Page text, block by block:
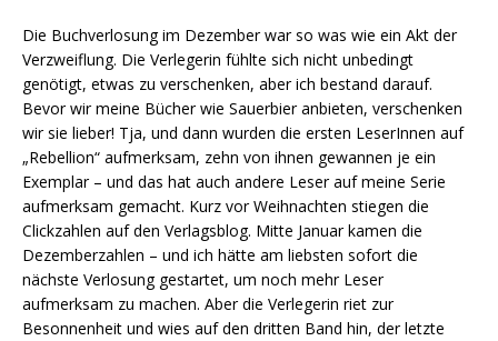
Die Buchverlosung im Dezember war so was wie ein Akt der
Verzweiflung. Die Verlegerin fühlte sich nicht unbedingt
genötigt, etwas zu verschenken, aber ich bestand darauf.
Bevor wir meine Bücher wie Sauerbier anbieten, verschenken
wir sie lieber! Tja, und dann wurden die ersten LeserInnen auf
„Rebellion“ aufmerksam, zehn von ihnen gewannen je ein
Exemplar – und das hat auch andere Leser auf meine Serie
aufmerksam gemacht. Kurz vor Weihnachten stiegen die
Clickzahlen auf den Verlagsblog. Mitte Januar kamen die
Dezemberzahlen – und ich hätte am liebsten sofort die
nächste Verlosung gestartet, um noch mehr Leser
aufmerksam zu machen. Aber die Verlegerin riet zur
Besonnenheit und wies auf den dritten Band hin, der letzte